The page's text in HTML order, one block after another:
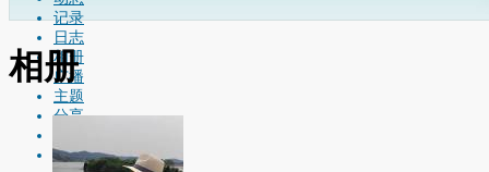
记录
日志
相册
广播
主题
分享
个人资料
相册